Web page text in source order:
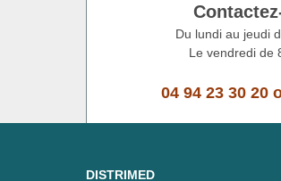
Du lundi au jeudi
Le vendredi de
04 94 23 30 20
DISTRIMED